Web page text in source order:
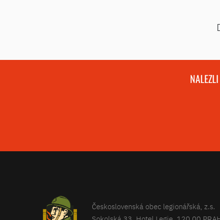
Československá obec legionářská, z.s.